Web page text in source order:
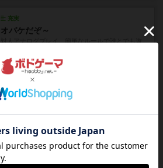
充実
オバケだぞ～
約12時間前 by おーちゃん
充実
南北戦争
画像付き
ファイアー・ブルズ / 火牛陣